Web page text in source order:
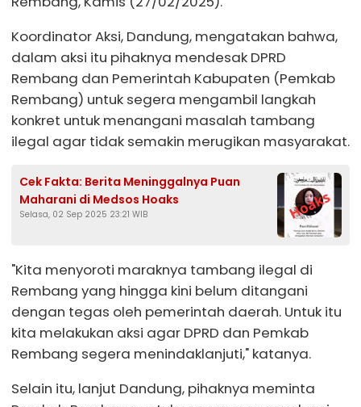
Koordinator Aksi, Dandung, mengatakan bahwa,
dalam aksi itu pihaknya mendesak DPRD
Rembang dan Pemerintah Kabupaten (Pemkab
Rembang) untuk segera mengambil langkah
konkret untuk menangani masalah tambang
ilegal agar tidak semakin merugikan masyarakat.
Cek Fakta: Berita Meninggalnya Puan
Maharani di Medsos Hoaks
Selasa, 02 Sep 2025 23:21 WIB
"Kita menyoroti maraknya tambang ilegal di
Rembang yang hingga kini belum ditangani
dengan tegas oleh pemerintah daerah. Untuk itu
kita melakukan aksi agar DPRD dan Pemkab
Rembang segera menindaklanjuti," katanya.
Selain itu, lanjut Dandung, pihaknya meminta